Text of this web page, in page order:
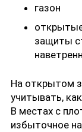
газон
защиты
На открытом
учитывать,
В местах с
избыточное